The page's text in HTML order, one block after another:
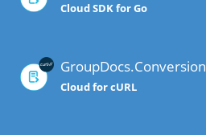
Cloud SDK for Go
GroupDocs.Conversion
Cloud for cURL